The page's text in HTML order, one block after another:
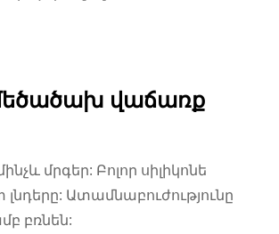
վաճառք
մրգեր: Բոլոր սիլիկոնե
Ատամնաբուժությունը
բռնեն: